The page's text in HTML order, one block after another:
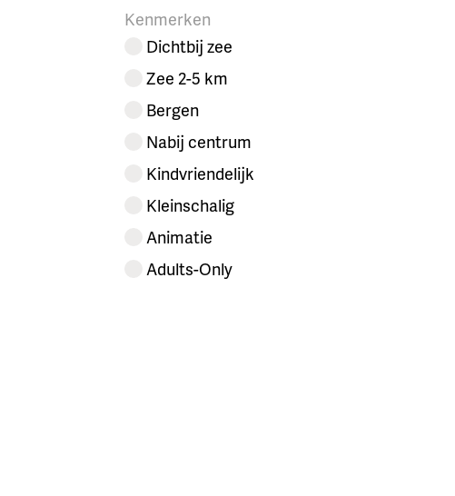
Kenmerken
Dichtbij zee
Zee 2-5 km
Bergen
Nabij centrum
Kindvriendelijk
Kleinschalig
Animatie
Adults-Only